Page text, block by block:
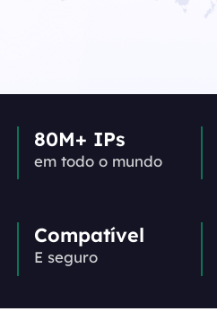
80M+ IPs
em todo o mundo
Compatível
E seguro